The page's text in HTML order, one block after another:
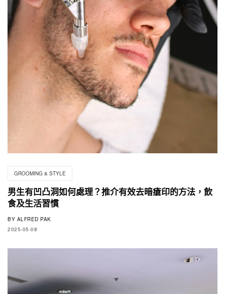
GROOMING & STYLE
男生有凹凸洞如何處理？推介有效去暗瘡印的方法，飲
食及生活習慣
BY ALFRED PAK
2025-05-08